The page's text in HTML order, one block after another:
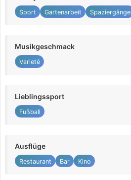
Sport Gartenarbeit Spaziergänge
Musikgeschmack
Varieté
Lieblingssport
Fußball
Ausflüge
Restaurant Bar Kino